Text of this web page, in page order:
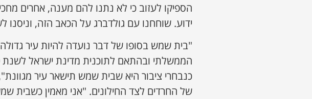
הספיקו לעזוב כי לא נתנו להם מענה, אחרים
ידוע. שוחחנו עם גולדברג על הכאב הזה, וניסנו
"בית שמש בסופו של דבר נועדה להיות עיר
כנבחרי ציבור היא שבית שמש תישאר עיר
של החרדים לצד החילונים. "אני מאמין כשבית